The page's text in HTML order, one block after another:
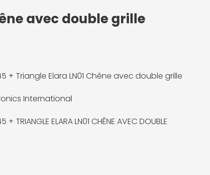
avec double grille
+ Triangle Elara LN01 Chêne avec double grille
International
+ TRIANGLE ELARA LN01 CHÊNE AVEC DOUBLE